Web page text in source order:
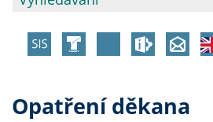
Opatření děkana